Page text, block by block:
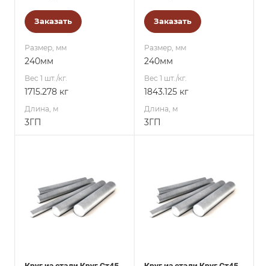
Заказать
Размер, мм
240мм
Вес 1 шт./кг.
1715.278 кг
Длина, м
3ГП
Заказать
Размер, мм
240мм
Вес 1 шт./кг.
1843.125 кг
Длина, м
3ГП